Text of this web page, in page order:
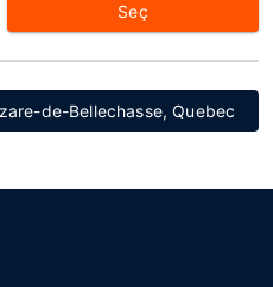
Seç
de-Bellechasse, Quebec